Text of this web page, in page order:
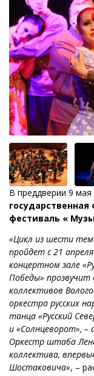
В преддверии 9 мая
фестиваль «
«Цикл из шести
пройдет с 21
концертном зале
Победы» прозвучит
коллективов
оркестра русских
танца «Русский
и «Солнцеворот», –
Оркестр штаба
коллектива,
Шостаковича», –